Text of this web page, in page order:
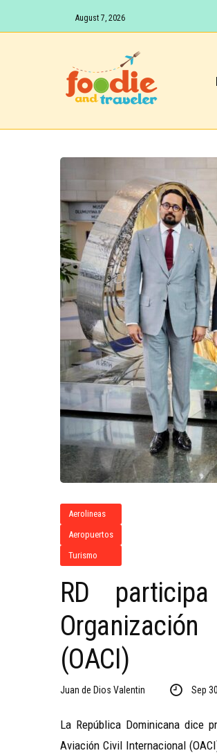
August 7, 2026
Aerolineas
Aeropuertos
Turismo
RD
(OACI)
Juan de Dios Valentin Sep
La República Dominicana dice
Aviación Civil Internacional